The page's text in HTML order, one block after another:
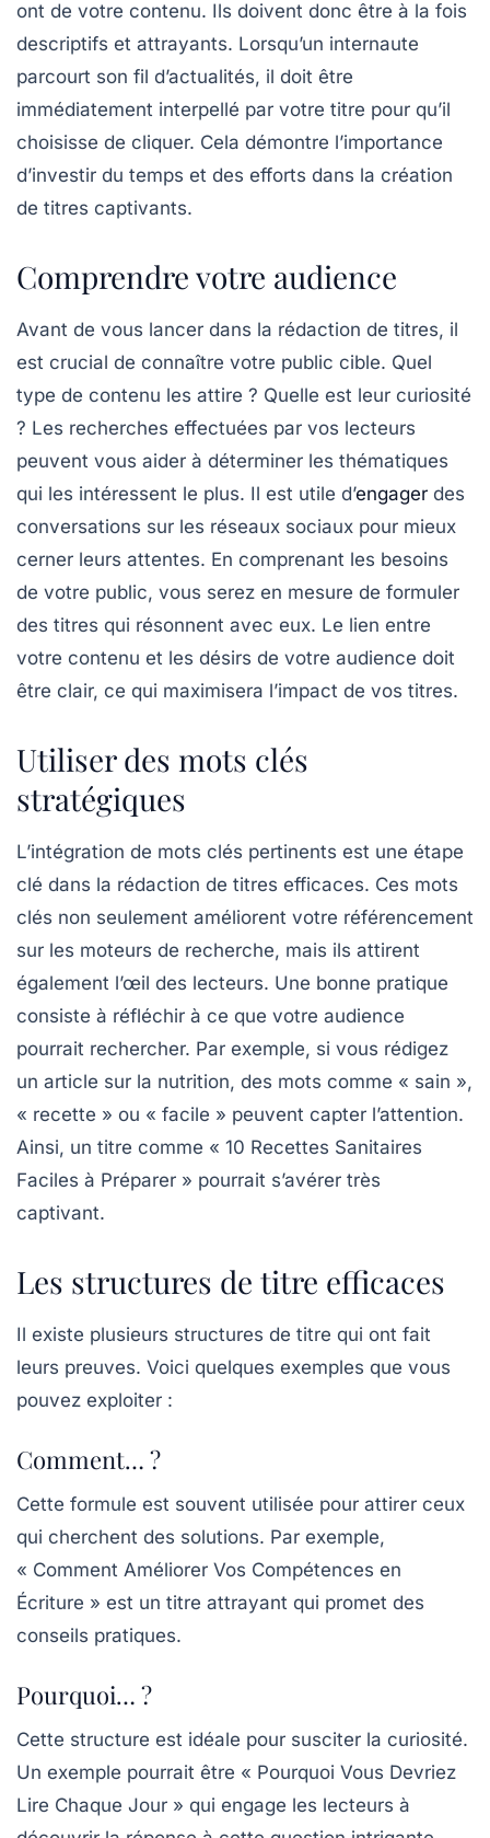
ont de votre contenu. Ils doivent donc être à la fois
descriptifs et attrayants. Lorsqu’un internaute
parcourt son fil d’actualités, il doit être
immédiatement interpellé par votre titre pour qu’il
choisisse de cliquer. Cela démontre l’importance
d’investir du temps et des efforts dans la création
de titres captivants.
Comprendre votre audience
Avant de vous lancer dans la rédaction de titres, il
est crucial de connaître votre public cible. Quel
type de contenu les attire ? Quelle est leur curiosité
? Les recherches effectuées par vos lecteurs
peuvent vous aider à déterminer les thématiques
qui les intéressent le plus. Il est utile d’engager des
conversations sur les réseaux sociaux pour mieux
cerner leurs attentes. En comprenant les besoins
de votre public, vous serez en mesure de formuler
des titres qui résonnent avec eux. Le lien entre
votre contenu et les désirs de votre audience doit
être clair, ce qui maximisera l’impact de vos titres.
Utiliser des mots clés
stratégiques
L’intégration de mots clés pertinents est une étape
clé dans la rédaction de titres efficaces. Ces mots
clés non seulement améliorent votre référencement
sur les moteurs de recherche, mais ils attirent
également l’œil des lecteurs. Une bonne pratique
consiste à réfléchir à ce que votre audience
pourrait rechercher. Par exemple, si vous rédigez
un article sur la nutrition, des mots comme « sain »,
« recette » ou « facile » peuvent capter l’attention.
Ainsi, un titre comme « 10 Recettes Sanitaires
Faciles à Préparer » pourrait s’avérer très
captivant.
Les structures de titre efficaces
Il existe plusieurs structures de titre qui ont fait
leurs preuves. Voici quelques exemples que vous
pouvez exploiter :
Comment… ?
Cette formule est souvent utilisée pour attirer ceux
qui cherchent des solutions. Par exemple,
« Comment Améliorer Vos Compétences en
Écriture » est un titre attrayant qui promet des
conseils pratiques.
Pourquoi… ?
Cette structure est idéale pour susciter la curiosité.
Un exemple pourrait être « Pourquoi Vous Devriez
Lire Chaque Jour » qui engage les lecteurs à